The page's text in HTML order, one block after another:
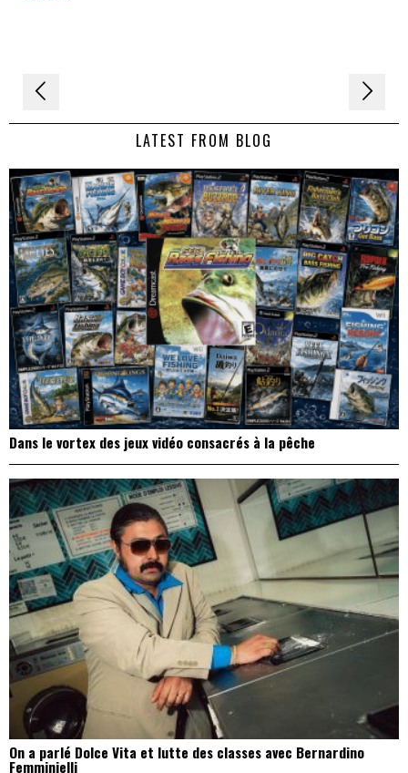
Navigation
de LATEST FROM BLOG
Dans le vortex des jeux vidéo consacrés à la pêche
On a parlé Dolce Vita et lutte des classes avec Bernardino
Femminielli